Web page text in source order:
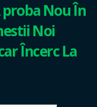
proba Nou În
Noi
Încerc La